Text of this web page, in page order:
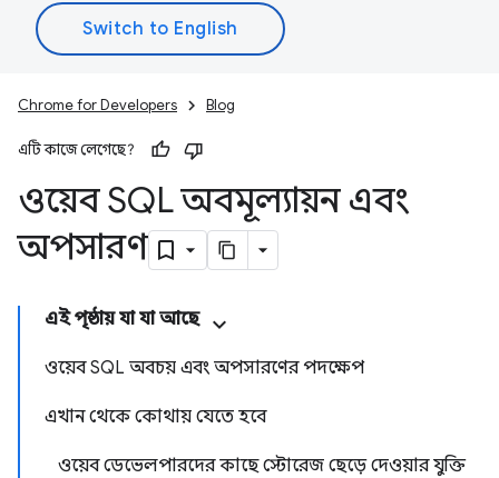
Chrome for Developers Blog
এটি কাজে লেগেছে?
ওয়েব SQL অবমূল্যায়ন এবং
অপসারণ
এই পৃষ্ঠায় যা যা আছে
ওয়েব SQL অবচয় এবং অপসারণের পদক্ষেপ
এখান থেকে কোথায় যেতে হবে
ওয়েব ডেভেলপারদের কাছে স্টোরেজ ছেড়ে দেওয়ার যুক্তি